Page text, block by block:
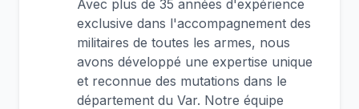
Avec plus de 35 années d'expérience
exclusive dans l'accompagnement des
militaires de toutes les armes, nous
avons développé une expertise unique
et reconnue des mutations dans le
département du Var. Notre équipe